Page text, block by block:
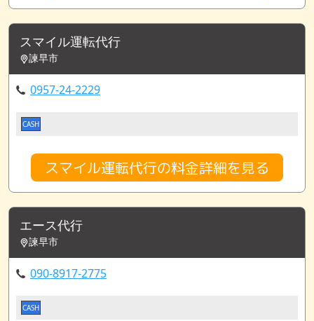
スマイル運転代行
諫早市
0957-24-2229
CASH
スマイル運転代行の料金詳細を見る
エース代行
諫早市
090-8917-2775
CASH